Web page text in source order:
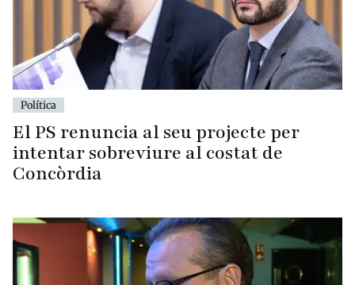
Política
El PS renuncia al seu projecte per
intentar sobreviure al costat de
Concòrdia